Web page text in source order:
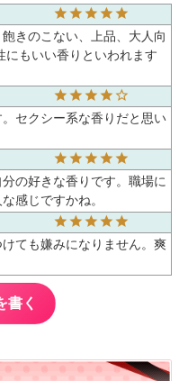
きのこない、上品、大人向
にもいい香りといわれます
セクシー系な香りだと思い
の好きな香りです。職場に
感じですかね。
ても嫌みになりません。爽
書く